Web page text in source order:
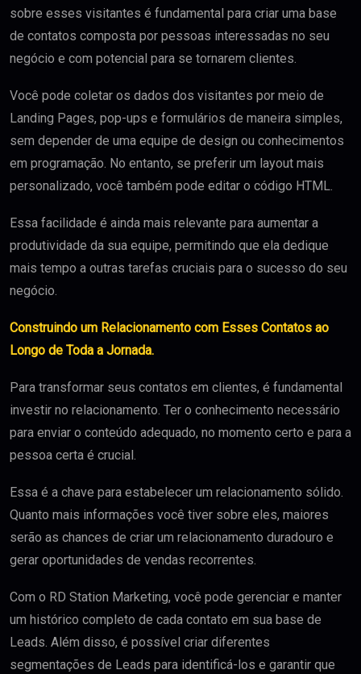
sobre esses visitantes é fundamental para criar uma base
de contatos composta por pessoas interessadas no seu
negócio e com potencial para se tornarem clientes.
Você pode coletar os dados dos visitantes por meio de
Landing Pages, pop-ups e formulários de maneira simples,
sem depender de uma equipe de design ou conhecimentos
em programação. No entanto, se preferir um layout mais
personalizado, você também pode editar o código HTML.
Essa facilidade é ainda mais relevante para aumentar a
produtividade da sua equipe, permitindo que ela dedique
mais tempo a outras tarefas cruciais para o sucesso do seu
negócio.
Construindo um Relacionamento com Esses Contatos ao
Longo de Toda a Jornada.
Para transformar seus contatos em clientes, é fundamental
investir no relacionamento. Ter o conhecimento necessário
para enviar o conteúdo adequado, no momento certo e para a
pessoa certa é crucial.
Essa é a chave para estabelecer um relacionamento sólido.
Quanto mais informações você tiver sobre eles, maiores
serão as chances de criar um relacionamento duradouro e
gerar oportunidades de vendas recorrentes.
Com o RD Station Marketing, você pode gerenciar e manter
um histórico completo de cada contato em sua base de
Leads. Além disso, é possível criar diferentes
segmentações de Leads para identificá-los e garantir que